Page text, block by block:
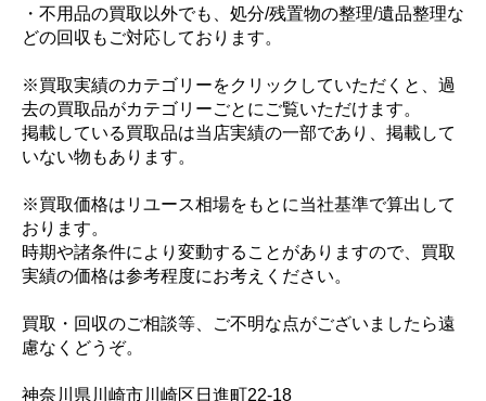
・不用品の買取以外でも、処分/残置物の整理/遺品整理な
どの回収もご対応しております。
※買取実績のカテゴリーをクリックしていただくと、過
去の買取品がカテゴリーごとにご覧いただけます。
掲載している買取品は当店実績の一部であり、掲載して
いない物もあります。
※買取価格はリユース相場をもとに当社基準で算出して
おります。
時期や諸条件により変動することがありますので、買取
実績の価格は参考程度にお考えください。
買取・回収のご相談等、ご不明な点がございましたら遠
慮なくどうぞ。
神奈川県川崎市川崎区日進町22-18